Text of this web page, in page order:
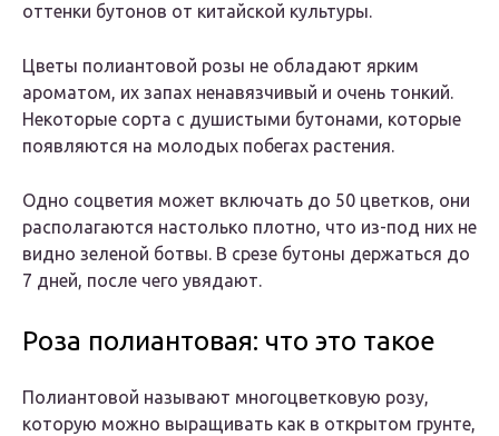
оттенки бутонов от китайской культуры.
Цветы полиантовой розы не обладают ярким
ароматом, их запах ненавязчивый и очень тонкий.
Некоторые сорта с душистыми бутонами, которые
появляются на молодых побегах растения.
Одно соцветия может включать до 50 цветков, они
располагаются настолько плотно, что из-под них не
видно зеленой ботвы. В срезе бутоны держаться до
7 дней, после чего увядают.
Роза полиантовая: что это такое
Полиантовой называют многоцветковую розу,
которую можно выращивать как в открытом грунте,